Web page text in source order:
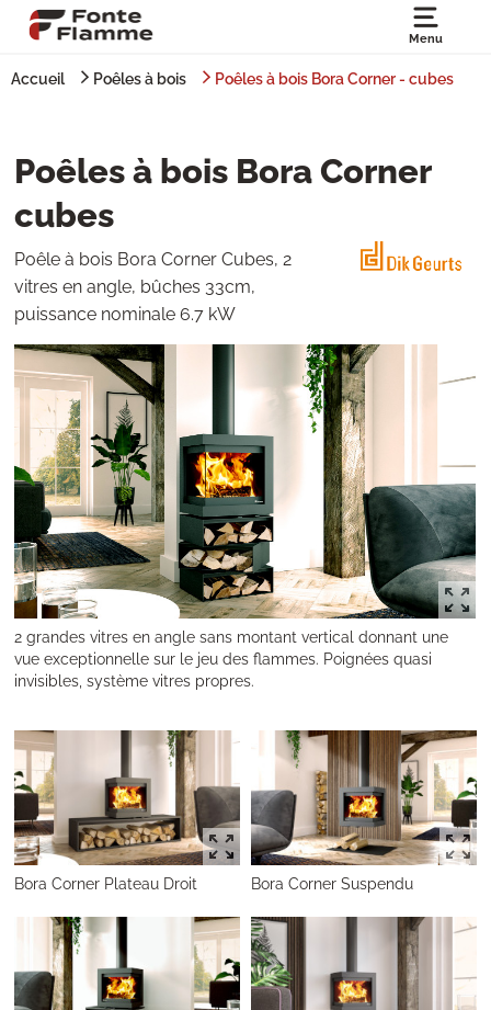
Menu
Accueil Poêles à bois Poêles à bois Bora Corner - cubes
Poêles à bois Bora Corner
cubes
Poêle à bois Bora Corner Cubes, 2
vitres en angle, bûches 33cm,
puissance nominale 6.7 kW
2 grandes vitres en angle sans montant vertical donnant une
vue exceptionnelle sur le jeu des flammes. Poignées quasi
invisibles, système vitres propres.
Bora Corner Plateau Droit Bora Corner Suspendu